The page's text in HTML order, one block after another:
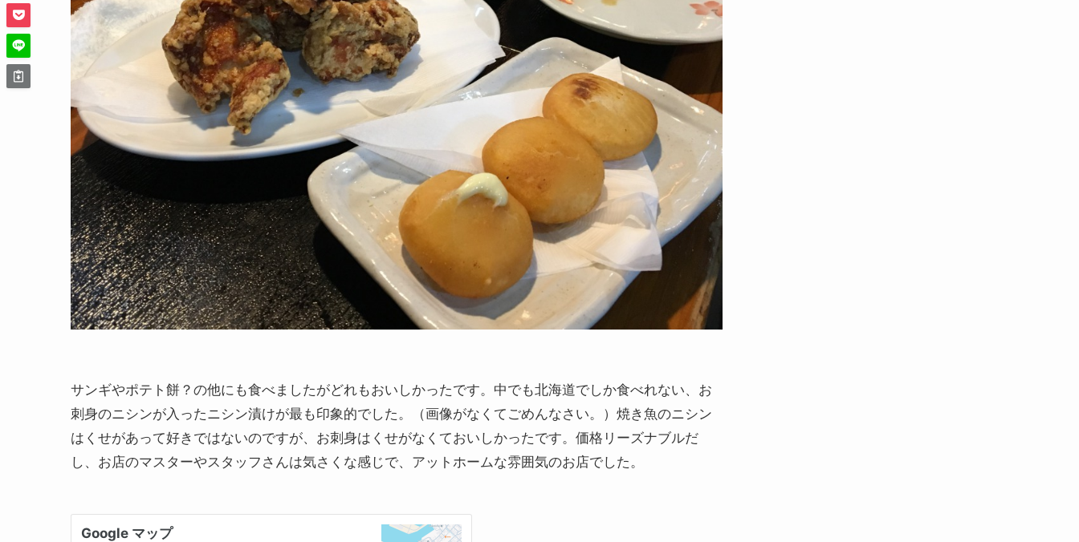
サンギやポテト餅？の他にも食べましたがどれもおいしかったです。中でも北海道でしか食べれない、お
刺身のニシンが入ったニシン漬けが最も印象的でした。（画像がなくてごめんなさい。）焼き魚のニシン
はくせがあって好きではないのですが、お刺身はくせがなくておいしかったです。価格リーズナブルだ
し、お店のマスターやスタッフさんは気さくな感じで、アットホームな雰囲気のお店でした。